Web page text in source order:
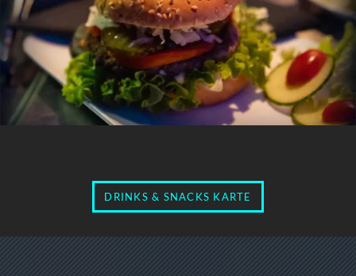
DRINKS & SNACKS KARTE